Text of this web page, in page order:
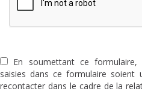
En soumettant ce
saisies dans ce formulaire soient
recontacter dans le cadre de la